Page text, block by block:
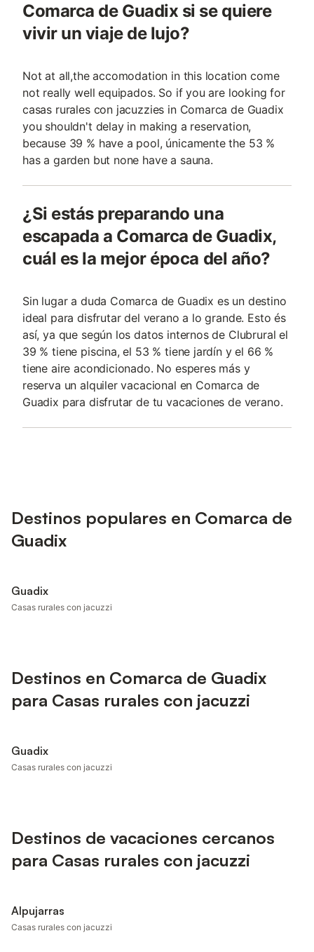
Comarca de Guadix si se quiere
vivir un viaje de lujo?
Not at all,the accomodation in this location come
not really well equipados. So if you are looking for
casas rurales con jacuzzies in Comarca de Guadix
you shouldn't delay in making a reservation,
because 39 % have a pool, únicamente the 53 %
has a garden but none have a sauna.
¿Si estás preparando una
escapada a Comarca de Guadix,
cuál es la mejor época del año?
Sin lugar a duda Comarca de Guadix es un destino
ideal para disfrutar del verano a lo grande. Esto és
así, ya que según los datos internos de Clubrural el
39 % tiene piscina, el 53 % tiene jardín y el 66 %
tiene aire acondicionado. No esperes más y
reserva un alquiler vacacional en Comarca de
Guadix para disfrutar de tu vacaciones de verano.
Destinos populares en Comarca de
Guadix
Guadix
Casas rurales con jacuzzi
Destinos en Comarca de Guadix
para Casas rurales con jacuzzi
Guadix
Casas rurales con jacuzzi
Destinos de vacaciones cercanos
para Casas rurales con jacuzzi
Alpujarras
Casas rurales con jacuzzi